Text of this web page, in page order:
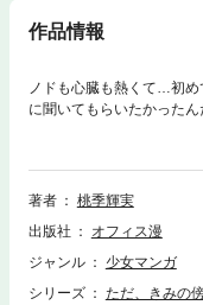
作品情報
ノドも心臓も熱くて…初
に聞いてもらいたかった
について綾奈に語り始め
を知ったのだった…。夏
ビー部。湖畔マラソンの
湖畔で再びあの女性を目
原稿も満載！！
著者
桃季輝実
出版社
オフィス漫
ジャンル
少女マンガ
シリーズ
ただ、きみの